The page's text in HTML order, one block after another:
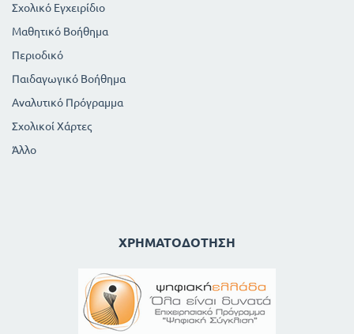
Σχολικό Εγχειρίδιο
Μαθητικό Βοήθημα
Περιοδικό
Παιδαγωγικό Βοήθημα
Αναλυτικό Πρόγραμμα
Σχολικοί Χάρτες
Άλλο
ΧΡΗΜΑΤΟΔΌΤΗΣΗ